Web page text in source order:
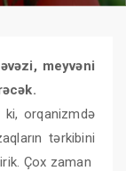
meyvəni
orqanizmdə
tərkibini
Çox zaman